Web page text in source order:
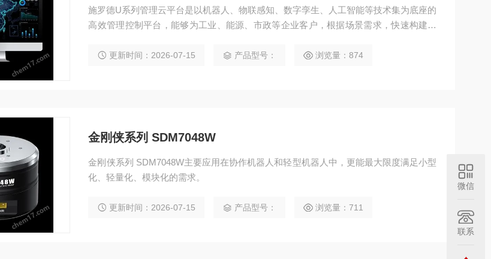
施罗德U系列管理云平台是以机器人、物联感知、数字孪生、人工智能等技术集为底座的
高效管理控制平台，能够为工业、能源、市政等企业客户，根据场景需求，快速构建定
更新时间：2026-07-15 产品型号： 浏览量：874
金刚侠系列 SDM7048W
金刚侠系列 SDM7048W主要应用在协作机器人和轻型机器人中，更能最大限度满足小型
化、轻量化、模块化的需求。
更新时间：2026-07-15 产品型号： 浏览量：711
微信
联系